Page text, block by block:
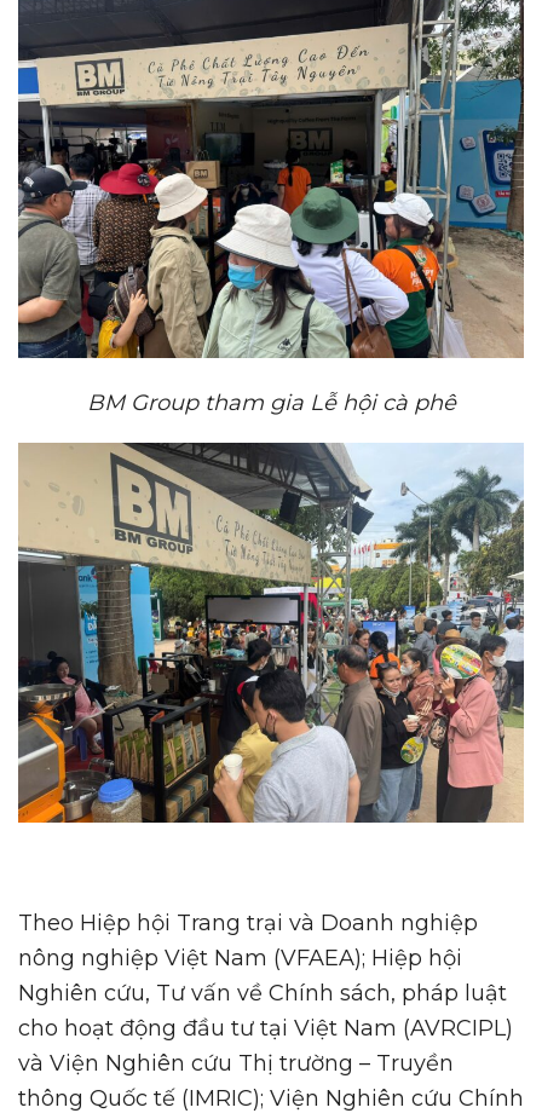
BMGroup tham gia Lễ hội cà phê
Theo Hiệp hội Trang trại và Doanh nghiệp
nông nghiệp Việt Nam (VFAEA); Hiệp hội
Nghiên cứu, Tư vấn về Chính sách, pháp luật
cho hoạt động đầu tư tại Việt Nam (AVRCIPL)
và Viện Nghiên cứu Thị trường – Truyền
thông Quốc tế (IMRIC); Viện Nghiên cứu Chính